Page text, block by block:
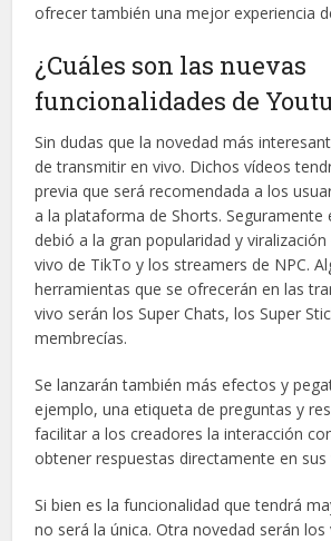
ofrecer también una mejor experiencia
¿Cuáles son las nuevas
funcionalidades de
Sin dudas que la novedad más
de transmitir en vivo. Dichos vídeos
previa que será recomendada a los
a la plataforma de Shorts. Seguramente
debió a la gran popularidad y
vivo de TikTo y los streamers de NPC.
herramientas que se ofrecerán en las
vivo serán los Super Chats, los Super
membrecías.
Se lanzarán también más efectos y
ejemplo, una etiqueta de preguntas y
facilitar a los creadores la interacción
obtener respuestas directamente en sus
Si bien es la funcionalidad que tendrá
no será la única. Otra novedad serán los